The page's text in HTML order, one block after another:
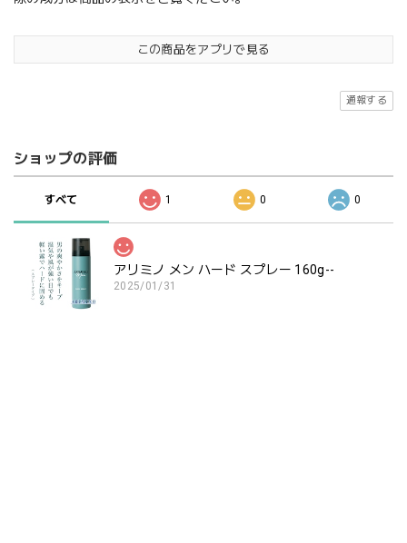
この商品をアプリで見る
通報する
ショップの評価
すべて 1 0 0
アリミノ メン ハード スプレー 160g--
2025/01/31